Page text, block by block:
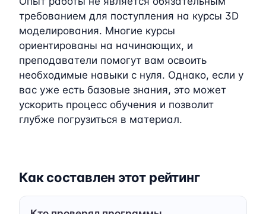
требованием для поступления на курсы 3D
моделирования. Многие курсы
ориентированы на начинающих, и
преподаватели помогут вам освоить
необходимые навыки с нуля. Однако, если у
вас уже есть базовые знания, это может
ускорить процесс обучения и позволит
глубже погрузиться в материал.
Как составлен этот рейтинг